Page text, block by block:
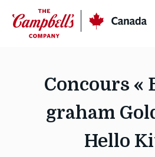
content
Concours «
graham
Hello